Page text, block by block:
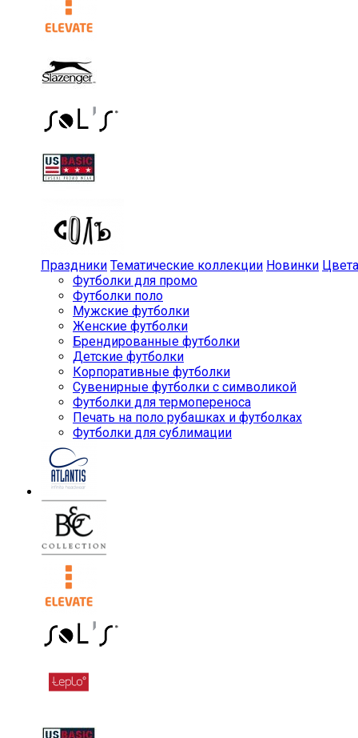
Праздники Тематические коллекции Новинки Цвета
Футболки для промо
Футболки поло
Мужские футболки
Женские футболки
Брендированные футболки
Детские футболки
Корпоративные футболки
Сувенирные футболки с символикой
Футболки для термопереноса
Печать на поло рубашках и футболках
Футболки для сублимации